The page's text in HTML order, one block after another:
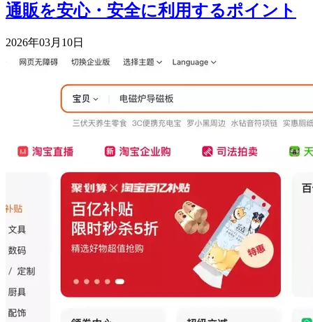
通販を安心・安全に利用するポイント
2026年03月10日